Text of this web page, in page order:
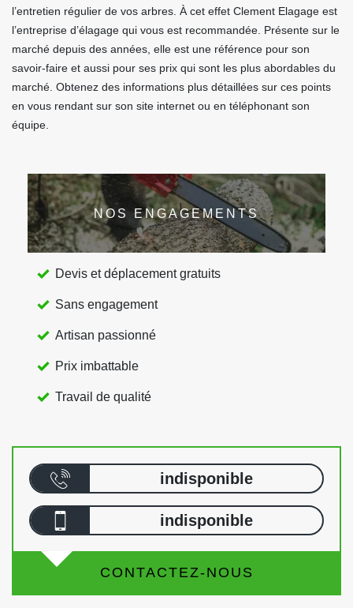
l’entretien régulier de vos arbres. À cet effet Clement Elagage est
l’entreprise d’élagage qui vous est recommandée. Présente sur le
marché depuis des années, elle est une référence pour son
savoir-faire et aussi pour ses prix qui sont les plus abordables du
marché. Obtenez des informations plus détaillées sur ces points
en vous rendant sur son site internet ou en téléphonant son
équipe.
NOS ENGAGEMENTS
Devis et déplacement gratuits
Sans engagement
Artisan passionné
Prix imbattable
Travail de qualité
indisponible
indisponible
CONTACTEZ-NOUS